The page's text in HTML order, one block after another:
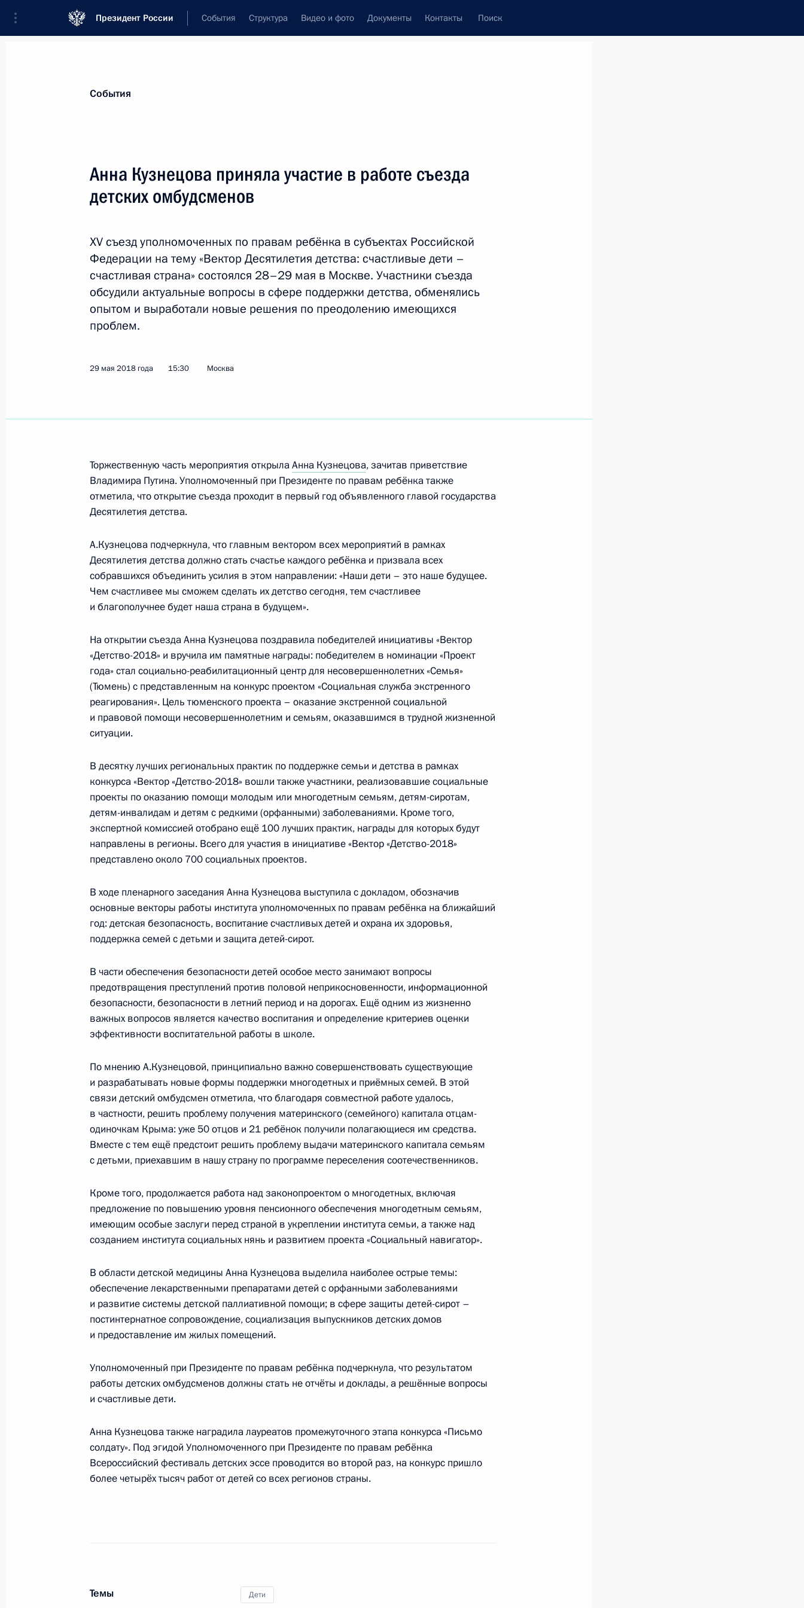
Президент России События Структура Видео и фото Документы Контакты Поиск
Показать следующие материалы
омбудсмена
28 декабря 2018 года, 12:00
Внесены изменения в закон об образовании
действиям
Заседание Совета по реализации государственной политики
в сфере защиты семьи и детей
Президент поговорил по телефону с Вероникой Макаровой,
одной из участниц проекта «Мечтай со мной»
Образован Совет по реализации государственной политики
в сфере защиты семьи и детей
19 ноября 2018 года, 17:00
Подписан закон, сокращающий срок принятия решения
о выдаче материнского капитала до 15 дней
31 октября 2018 года, 11:25
Встреча с воспитанниками центра «Сириус» и одарёнными
5 октября 2018 года, 13:30
12 сентября 2018 года, 14:15
1 сентября в Сочи Президент посетит образовательный центр
31 августа 2018 года, 12:25
Подписан закон, направленный на совершенствование
правового регулирования обеспечения жильём детей-сирот
30 июля 2018 года, 13:30
Внесены изменения в закон о защите детей от информации,
причиняющей вред их здоровью и развитию
Беседа с юными футболистами
20 июля 2018 года, 16:35
Подписан закон, направленный на профилактику
безнадзорности и правонарушений несовершеннолетних
Подписан закон о ратификации соглашения между Россией
ребёнка
События
Анна Кузнецова приняла участие в работе съезда
детских омбудсменов
XV съезд уполномоченных по правам ребёнка в субъектах Российской
Федерации на тему «Вектор Десятилетия детства: счастливые дети –
счастливая страна» состоялся 28–29 мая в Москве. Участники съезда
обсудили актуальные вопросы в сфере поддержки детства, обменялись
опытом и выработали новые решения по преодолению имеющихся
проблем.
29 мая 2018 года 15:30 Москва
Торжественную часть мероприятия открылаАнна Кузнецова, зачитав приветствие
Владимира Путина. Уполномоченный при Президенте по правам ребёнка также
отметила, что открытие съезда проходит в первый год объявленного главой государства
Десятилетия детства.
А.Кузнецова подчеркнула, что главным вектором всех мероприятий в рамках
Десятилетия детства должно стать счастье каждого ребёнка и призвала всех
собравшихся объединить усилия в этом направлении: «Наши дети – это наше будущее.
Чем счастливее мы сможем сделать их детство сегодня, тем счастливее
и благополучнее будет наша страна в будущем».
На открытии съезда Анна Кузнецова поздравила победителей инициативы «Вектор
«Детство-2018» и вручила им памятные награды: победителем в номинации «Проект
года» стал социально-реабилитационный центр для несовершеннолетних «Семья»
(Тюмень) с представленным на конкурс проектом «Социальная служба экстренного
реагирования». Цель тюменского проекта – оказание экстренной социальной
и правовой помощи несовершеннолетним и семьям, оказавшимся в трудной жизненной
ситуации.
В десятку лучших региональных практик по поддержке семьи и детства в рамках
конкурса «Вектор «Детство-2018» вошли также участники, реализовавшие социальные
проекты по оказанию помощи молодым или многодетным семьям, детям-сиротам,
детям-инвалидам и детям с редкими (орфанными) заболеваниями. Кроме того,
экспертной комиссией отобрано ещё 100 лучших практик, награды для которых будут
направлены в регионы. Всего для участия в инициативе «Вектор «Детство-2018»
представлено около 700 социальных проектов.
В ходе пленарного заседания Анна Кузнецова выступила с докладом, обозначив
основные векторы работы института уполномоченных по правам ребёнка на ближайший
год: детская безопасность, воспитание счастливых детей и охрана их здоровья,
поддержка семей с детьми и защита детей-сирот.
В части обеспечения безопасности детей особое место занимают вопросы
предотвращения преступлений против половой неприкосновенности, информационной
безопасности, безопасности в летний период и на дорогах. Ещё одним из жизненно
важных вопросов является качество воспитания и определение критериев оценки
эффективности воспитательной работы в школе.
По мнению А.Кузнецовой, принципиально важно совершенствовать существующие
и разрабатывать новые формы поддержки многодетных и приёмных семей. В этой
связи детский омбудсмен отметила, что благодаря совместной работе удалось,
в частности, решить проблему получения материнского (семейного) капитала отцам-
одиночкам Крыма: уже 50 отцов и 21 ребёнок получили полагающиеся им средства.
Вместе с тем ещё предстоит решить проблему выдачи материнского капитала семьям
с детьми, приехавшим в нашу страну по программе переселения соотечественников.
Кроме того, продолжается работа над законопроектом о многодетных, включая
предложение по повышению уровня пенсионного обеспечения многодетным семьям,
имеющим особые заслуги перед страной в укреплении института семьи, а также над
созданием института социальных нянь и развитием проекта «Социальный навигатор».
В области детской медицины Анна Кузнецова выделила наиболее острые темы:
обеспечение лекарственными препаратами детей с орфанными заболеваниями
и развитие системы детской паллиативной помощи; в сфере защиты детей-сирот –
постинтернатное сопровождение, социализация выпускников детских домов
и предоставление им жилых помещений.
Уполномоченный при Президенте по правам ребёнка подчеркнула, что результатом
работы детских омбудсменов должны стать не отчёты и доклады, а решённые вопросы
и счастливые дети.
Анна Кузнецова также наградила лауреатов промежуточного этапа конкурса «Письмо
солдату». Под эгидой Уполномоченного при Президенте по правам ребёнка
Всероссийский фестиваль детских эссе проводится во второй раз, на конкурс пришло
более четырёх тысяч работ от детей со всех регионов страны.
Темы Дети